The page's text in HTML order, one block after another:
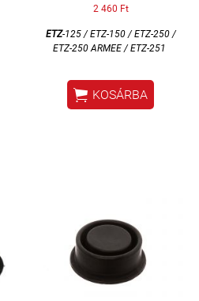
2 460 Ft
ETZ-125 / ETZ-150 / ETZ-250 /
ETZ-250 ARMEE / ETZ-251
 KOSÁRBA